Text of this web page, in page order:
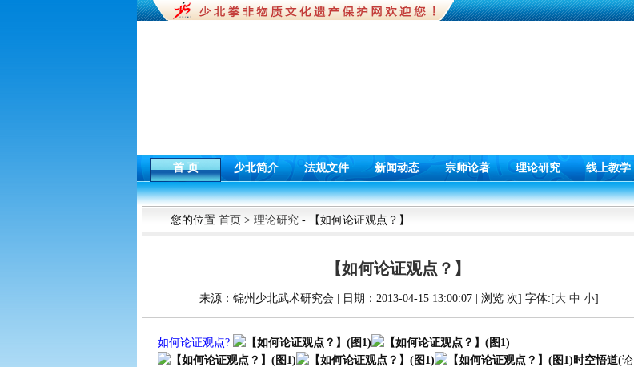
首 页 少北简介 法规文件 新闻动态 宗师论著 理论研究 线上教学
您的位置 首页 > 理论研究 - 【如何论证观点？】
【如何论证观点？】
来源：锦州少北武术研究会 | 日期：2013-04-15 13:00:07 | 浏览 次] 字体:[大 中 小]
如何论证观点?
时空悟道(论